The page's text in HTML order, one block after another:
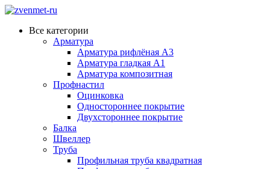
Все категории
Арматура
Арматура рифлёная А3
Арматура гладкая А1
Арматура композитная
Профнастил
Оцинковка
Одностороннее покрытие
Двухстороннее покрытие
Балка
Швеллер
Труба
Профильная труба квадратная